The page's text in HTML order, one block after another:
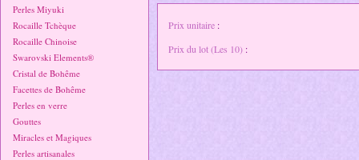
Perles Miyuki
Rocaille Tchèque
Rocaille Chinoise
Swarovski Elements®
Cristal de Bohême
Facettes de Bohême
Perles en verre
Gouttes
Miracles et Magiques
Perles artisanales
Prix unitaire :
Prix du lot (Les 10) :